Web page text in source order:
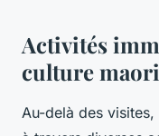
Activités
culture
Au-delà des